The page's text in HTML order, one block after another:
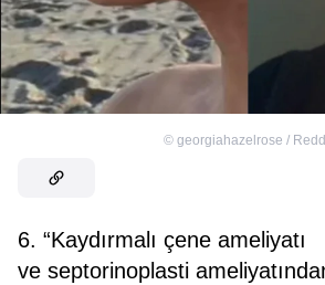
© georgiahazelrose /
6. “Kaydırmalı çene ameliyatı
ve septorinoplasti